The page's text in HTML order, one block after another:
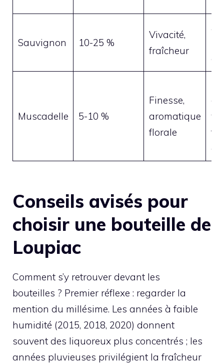
Sauvignon 10-25 %
Vivacité,
fraîcheur
Muscadelle 5-10 %
Finesse,
aromatique
florale
Conseils avisés pour
choisir une bouteille de
Loupiac
Comment s’y retrouver devant les
bouteilles ? Premier réflexe : regarder la
mention du millésime. Les années à faible
humidité (2015, 2018, 2020) donnent
souvent des liquoreux plus concentrés ; les
années pluvieuses privilégient la fraîcheur